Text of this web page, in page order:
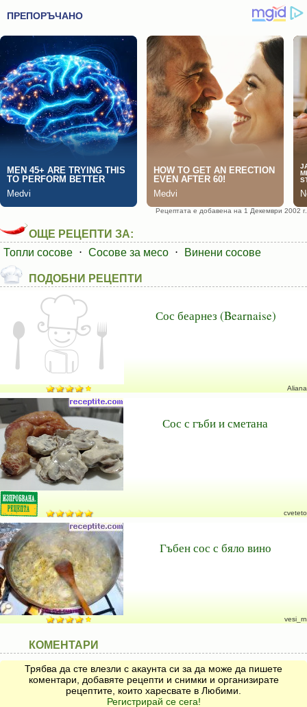
Рецептата е добавена на 1 Декември 2002 г.
ОЩЕ РЕЦЕПТИ ЗА:
Топли сосове ⋅ Сосове за месо ⋅ Винени сосове
ПОДОБНИ РЕЦЕПТИ
Сос беарнез (Bearnaise)
Aliana
Сос с гъби и сметана
cveteto
Гъбен сос с бяло вино
vesi_rn
КОМЕНТАРИ
Трябва да сте влезли с акаунта си за да може да пишете
коментари, добавяте рецепти и снимки и организирате
рецептите, които харесвате в Любими.
Регистрирай се сега!